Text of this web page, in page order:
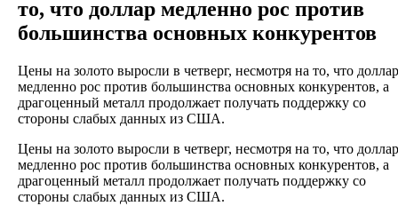
то, что доллар медленно рос против
большинства основных конкурентов
Цены на золото выросли в четверг, несмотря на то, что доллар
медленно рос против большинства основных конкурентов, а
драгоценный металл продолжает получать поддержку со
стороны слабых данных из США.
Цены на золото выросли в четверг, несмотря на то, что доллар
медленно рос против большинства основных конкурентов, а
драгоценный металл продолжает получать поддержку со
стороны слабых данных из США.